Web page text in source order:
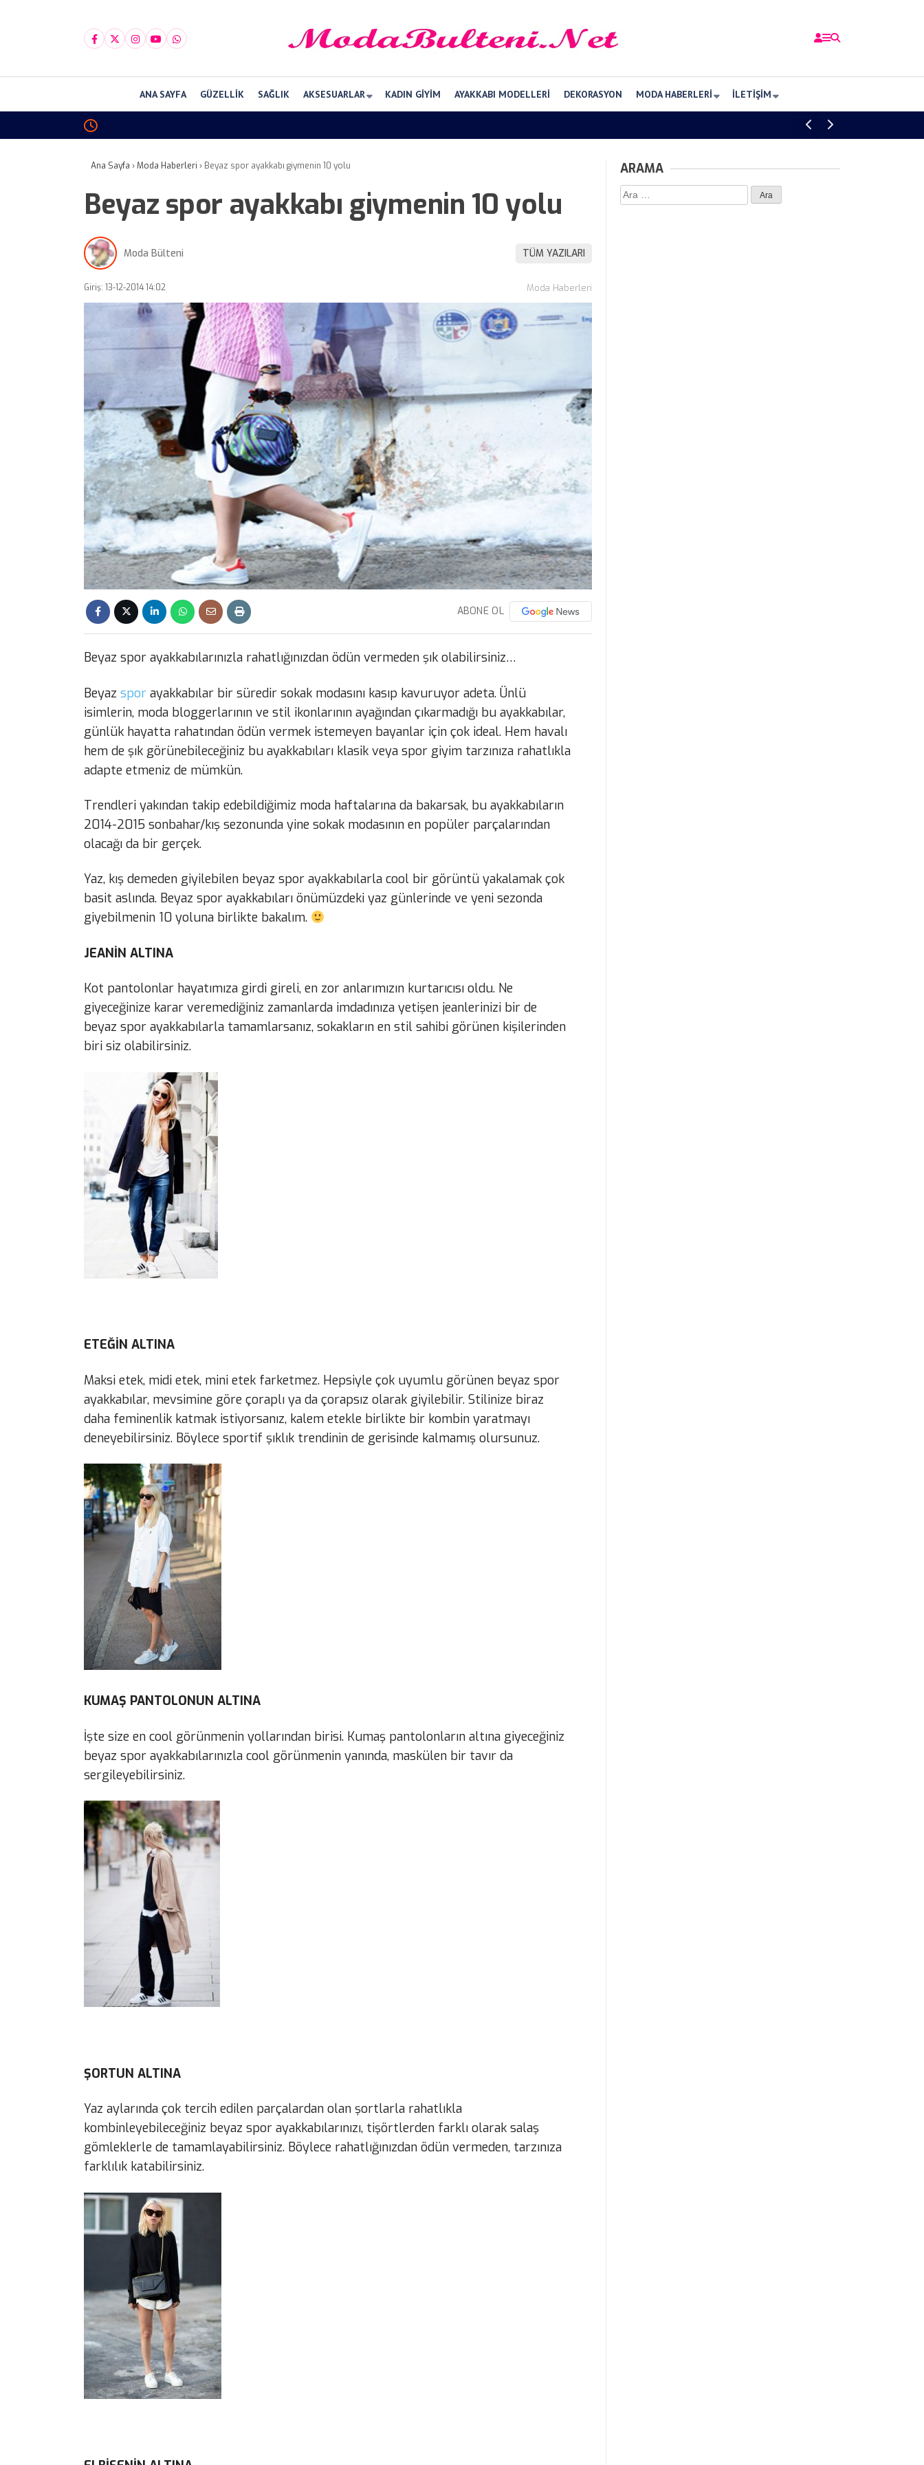
ANA SAYFA GÜZELLIK SAĞLIK AKSESUARLAR KADIN GIYIM AYAKKABI MODELLERI DEKORASYON MODA HABERLERI İLETIŞIM
Ana Sayfa ›Moda Haberleri › Beyaz spor ayakkabı giymenin 10 yolu
Beyaz spor ayakkabı giymenin 10 yolu
Moda Bülteni TÜM YAZILARI
Giriş: 13-12-2014 14:02 Moda Haberleri
ABONE OL
Beyaz spor ayakkabılarınızla rahatlığınızdan ödün vermeden şık olabilirsiniz…
Beyaz spor ayakkabılar bir süredir sokak modasını kasıp kavuruyor adeta. Ünlü
isimlerin, moda bloggerlarının ve stil ikonlarının ayağından çıkarmadığı bu ayakkabılar,
günlük hayatta rahatından ödün vermek istemeyen bayanlar için çok ideal. Hem havalı
hem de şık görünebileceğiniz bu ayakkabıları klasik veya spor giyim tarzınıza rahatlıkla
adapte etmeniz de mümkün.
Trendleri yakından takip edebildiğimiz moda haftalarına da bakarsak, bu ayakkabıların
2014-2015 sonbahar/kış sezonunda yine sokak modasının en popüler parçalarından
olacağı da bir gerçek.
Yaz, kış demeden giyilebilen beyaz spor ayakkabılarla cool bir görüntü yakalamak çok
basit aslında. Beyaz spor ayakkabıları önümüzdeki yaz günlerinde ve yeni sezonda
giyebilmenin 10 yoluna birlikte bakalım.
JEANİN ALTINA
Kot pantolonlar hayatımıza girdi gireli, en zor anlarımızın kurtarıcısı oldu. Ne
giyeceğinize karar veremediğiniz zamanlarda imdadınıza yetişen jeanlerinizi bir de
beyaz spor ayakkabılarla tamamlarsanız, sokakların en stil sahibi görünen kişilerinden
biri siz olabilirsiniz.
ETEĞİN ALTINA
Maksi etek, midi etek, mini etek farketmez. Hepsiyle çok uyumlu görünen beyaz spor
ayakkabılar, mevsimine göre çoraplı ya da çorapsız olarak giyilebilir. Stilinize biraz
daha feminenlik katmak istiyorsanız, kalem etekle birlikte bir kombin yaratmayı
deneyebilirsiniz. Böylece sportif şıklık trendinin de gerisinde kalmamış olursunuz.
KUMAŞ PANTOLONUN ALTINA
İşte size en cool görünmenin yollarından birisi. Kumaş pantolonların altına giyeceğiniz
beyaz spor ayakkabılarınızla cool görünmenin yanında, maskülen bir tavır da
sergileyebilirsiniz.
ŞORTUN ALTINA
Yaz aylarında çok tercih edilen parçalardan olan şortlarla rahatlıkla
kombinleyebileceğiniz beyaz spor ayakkabılarınızı, tişörtlerden farklı olarak salaş
gömleklerle de tamamlayabilirsiniz. Böylece rahatlığınızdan ödün vermeden, tarzınıza
farklılık katabilirsiniz.
ARAMA
Arama: